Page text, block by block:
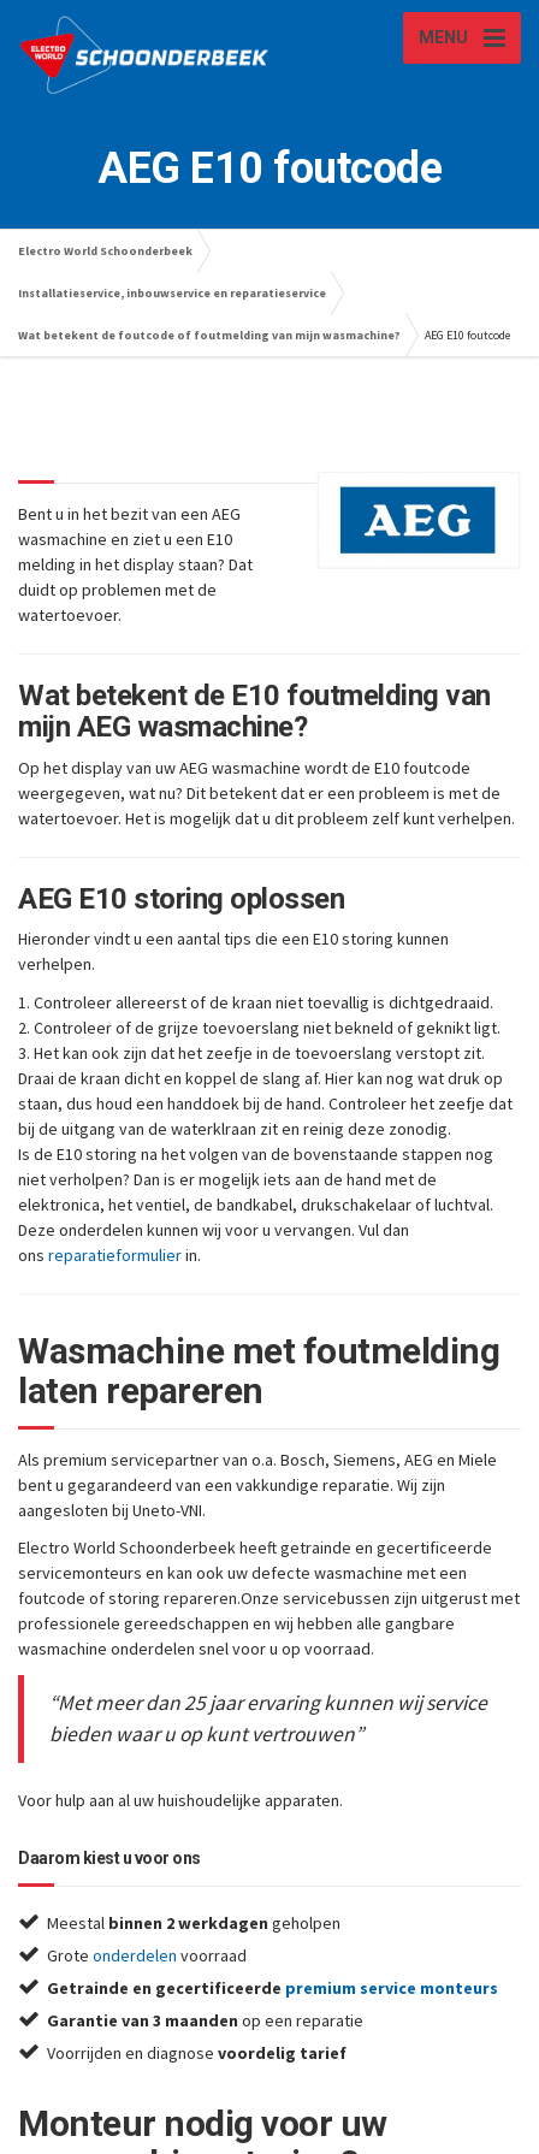
MENU
AEG E10 foutcode
Electro World Schoonderbeek
Installatieservice, inbouwservice en reparatieservice
Wat betekent de foutcode of foutmelding van mijn wasmachine? AEG E10 foutcode
Bent u in het bezit van een AEG
wasmachine en ziet u een E10
melding in het display staan? Dat
duidt op problemen met de
watertoevoer.
Wat betekent de E10 foutmelding van
mijn AEG wasmachine?
Op het display van uw AEG wasmachine wordt de E10 foutcode
weergegeven, wat nu? Dit betekent dat er een probleem is met de
watertoevoer. Het is mogelijk dat u dit probleem zelf kunt verhelpen.
AEG E10 storing oplossen
Hieronder vindt u een aantal tips die een E10 storing kunnen
verhelpen.
1. Controleer allereerst of de kraan niet toevallig is dichtgedraaid.
2. Controleer of de grijze toevoerslang niet bekneld of geknikt ligt.
3. Het kan ook zijn dat het zeefje in de toevoerslang verstopt zit.
Draai de kraan dicht en koppel de slang af. Hier kan nog wat druk op
staan, dus houd een handdoek bij de hand. Controleer het zeefje dat
bij de uitgang van de waterklraan zit en reinig deze zonodig.
Is de E10 storing na het volgen van de bovenstaande stappen nog
niet verholpen? Dan is er mogelijk iets aan de hand met de
elektronica, het ventiel, de bandkabel, drukschakelaar of luchtval.
Deze onderdelen kunnen wij voor u vervangen. Vul dan
ons reparatieformulierin.
Wasmachine met foutmelding
laten repareren
Als premium servicepartner van o.a. Bosch, Siemens, AEG en Miele
bent u gegarandeerd van een vakkundige reparatie. Wij zijn
aangesloten bij Uneto-VNI.
Electro World Schoonderbeek heeft getrainde en gecertificeerde
servicemonteurs en kan ook uw defecte wasmachine met een
foutcode of storing repareren.Onze servicebussen zijn uitgerust met
professionele gereedschappen en wij hebben alle gangbare
wasmachine onderdelen snel voor u op voorraad.
“Met meer dan 25 jaar ervaring kunnen wij service
bieden waar u op kunt vertrouwen”
Voor hulp aan al uw huishoudelijke apparaten.
Daarom kiest u voor ons
Meestal binnen 2 werkdagen geholpen
Grote onderdelen voorraad
Getrainde en gecertificeerde premium service monteurs
Garantie van 3 maanden op een reparatie
Voorrijden en diagnose voordelig tarief
Monteur nodig voor uw